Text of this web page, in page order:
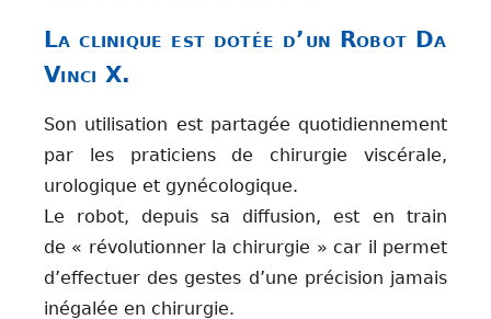
La clinique est dotée d’un Robot Da
Vinci X.
Son utilisation est partagée quotidiennement
par les praticiens de chirurgie viscérale,
urologique et gynécologique.
Le robot, depuis sa diffusion, est en train
de « révolutionner la chirurgie » car il permet
d’effectuer des gestes d’une précision jamais
inégalée en chirurgie.